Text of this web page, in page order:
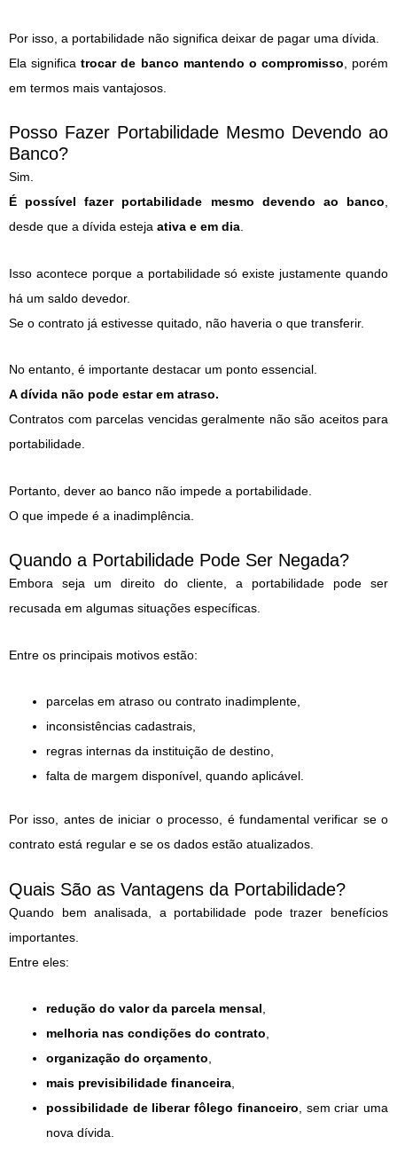
Por isso, a portabilidade não significa deixar de pagar uma dívida.
Ela significatrocar de banco mantendo o compromisso , porém
em termos mais vantajosos.
Posso Fazer Portabilidade Mesmo Devendo ao
Banco?
Sim.
É possível fazer portabilidade mesmo devendo ao banco,
desde que a dívida esteja ativa e em dia.
Isso acontece porque a portabilidade só existe justamente quando
há um saldo devedor.
Se o contrato já estivesse quitado, não haveria o que transferir.
No entanto, é importante destacar um ponto essencial.
A dívida não pode estar em atraso.
Contratos com parcelas vencidas geralmente não são aceitos para
portabilidade.
Portanto, dever ao banco não impede a portabilidade.
O que impede é a inadimplência.
Quando a Portabilidade Pode Ser Negada?
Embora seja um direito do cliente, a portabilidade pode ser
recusada em algumas situações específicas.
Entre os principais motivos estão:
parcelas em atraso ou contrato inadimplente,
inconsistências cadastrais,
regras internas da instituição de destino,
falta de margem disponível, quando aplicável.
Por isso, antes de iniciar o processo, é fundamental verificar se o
contrato está regular e se os dados estão atualizados.
Quais São as Vantagens da Portabilidade?
Quando bem analisada, a portabilidade pode trazer benefícios
importantes.
Entre eles:
redução do valor da parcela mensal,
melhoria nas condições do contrato,
organização do orçamento,
mais previsibilidade financeira,
possibilidade de liberar fôlego financeiro, sem criar uma
nova dívida.